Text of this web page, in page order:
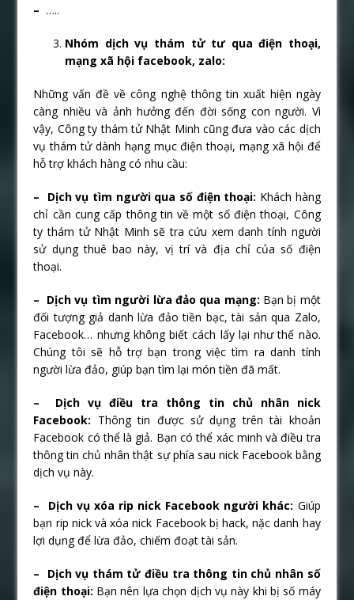
–…..
Nhóm dịch vụ thám tử tư qua điện thoại,
mạng xã hội facebook, zalo:
Những vấn đề về công nghệ thông tin xuất hiện ngày
càng nhiều và ảnh hưởng đến đời sống con người. Vì
vậy, Công ty thám tử Nhật Minh cũng đưa vào các dịch
vụ thám tử dành hạng mục điện thoại, mạng xã hội để
hỗ trợ khách hàng có nhu cầu:
– Dịch vụ tìm người qua số điện thoại: Khách hàng
chỉ cần cung cấp thông tin về một số điện thoại, Công
ty thám tử Nhật Minh sẽ tra cứu xem danh tính người
sử dụng thuê bao này, vị trí và địa chỉ của số điện
thoại.
– Dịch vụ tìm người lừa đảo qua mạng: Bạn bị một
đối tượng giả danh lừa đảo tiền bạc, tài sản qua Zalo,
Facebook… nhưng không biết cách lấy lại như thế nào.
Chúng tôi sẽ hỗ trợ bạn trong việc tìm ra danh tính
người lừa đảo, giúp bạn tìm lại món tiền đã mất.
– Dịch vụ điều tra thông tin chủ nhân nick
Facebook: Thông tin được sử dụng trên tài khoản
Facebook có thể là giả. Bạn có thể xác minh và điều tra
thông tin chủ nhân thật sự phía sau nick Facebook bằng
dịch vụ này.
– Dịch vụ xóa rip nick Facebook người khác: Giúp
bạn rip nick và xóa nick Facebook bị hack, nặc danh hay
lợi dụng để lừa đảo, chiếm đoạt tài sản.
– Dịch vụ thám tử điều tra thông tin chủ nhân số
điện thoại: Bạn nên lựa chọn dịch vụ này khi bị số máy